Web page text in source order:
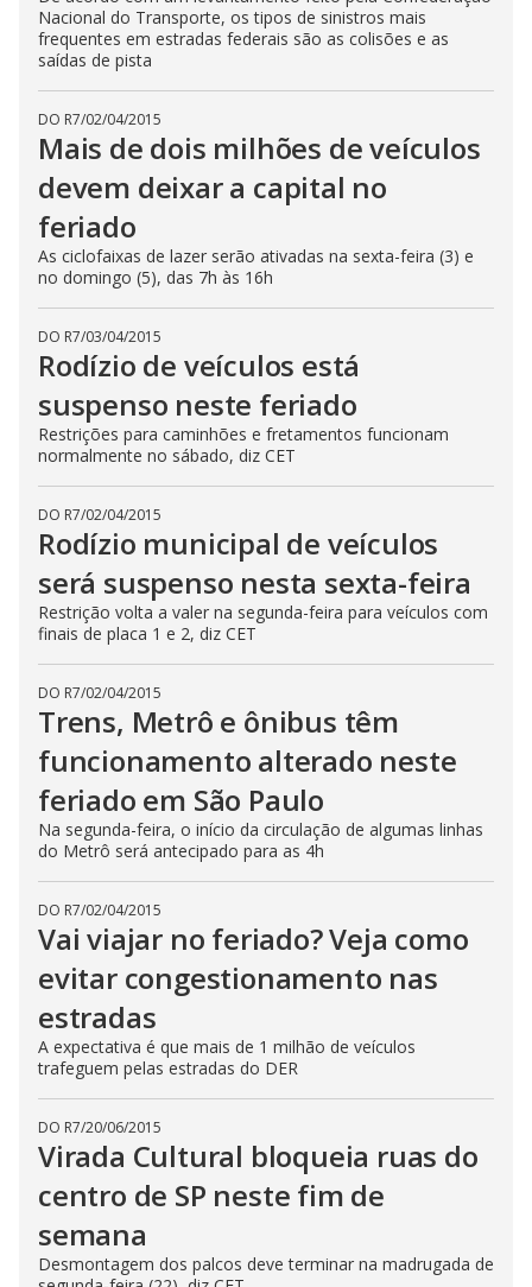
Nacional do Transporte, os tipos de sinistros mais
frequentes em estradas federais são as colisões e as
saídas de pista
DO R7/02/04/2015
Mais de dois milhões de veículos
devem deixar a capital no
feriado
As ciclofaixas de lazer serão ativadas na sexta-feira (3) e
no domingo (5), das 7h às 16h
DO R7/03/04/2015
Rodízio de veículos está
suspenso neste feriado
Restrições para caminhões e fretamentos funcionam
normalmente no sábado, diz CET
DO R7/02/04/2015
Rodízio municipal de veículos
será suspenso nesta sexta-feira
Restrição volta a valer na segunda-feira para veículos com
finais de placa 1 e 2, diz CET
DO R7/02/04/2015
Trens, Metrô e ônibus têm
funcionamento alterado neste
feriado em São Paulo
Na segunda-feira, o início da circulação de algumas linhas
do Metrô será antecipado para as 4h
DO R7/02/04/2015
Vai viajar no feriado? Veja como
evitar congestionamento nas
estradas
A expectativa é que mais de 1 milhão de veículos
trafeguem pelas estradas do DER
DO R7/20/06/2015
Virada Cultural bloqueia ruas do
centro de SP neste fim de
semana
Desmontagem dos palcos deve terminar na madrugada de